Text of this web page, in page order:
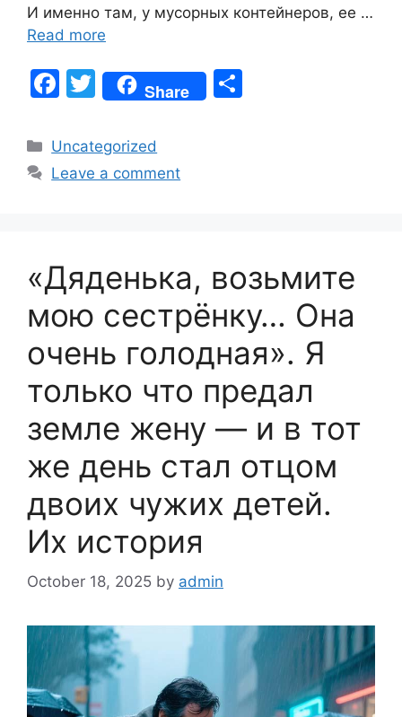
И именно там, у мусорных контейнеров, ее …
Read more
F
c
e
k
T
w
itt
er
Share
Categories
Uncategorized
Leave a comment
«Дяденька, возьмите
мою сестрёнку… Она
очень голодная». Я
только что предал
земле жену — и в тот
же день стал отцом
двоих чужих детей.
Их история
October 18, 2025 by admin